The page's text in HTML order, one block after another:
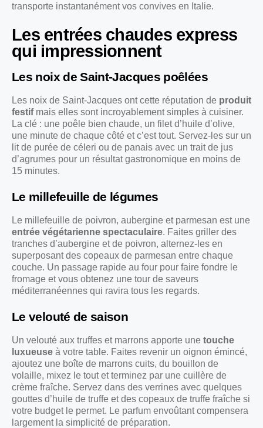
transporte instantanément vos convives en Italie.
Les entrées chaudes express
qui impressionnent
Les noix de Saint-Jacques poêlées
Les noix de Saint-Jacques ont cette réputation de produit
festifmais elles sont incroyablement simples à cuisiner.
La clé : une poêle bien chaude, un filet d’huile d’olive,
une minute de chaque côté et c’est tout. Servez-les sur un
lit de purée de céleri ou de panais avec un trait de jus
d’agrumes pour un résultat gastronomique en moins de
15 minutes.
Le millefeuille de légumes
Le millefeuille de poivron, aubergine et parmesan est une
entrée végétarienne spectaculaire. Faites griller des
tranches d’aubergine et de poivron, alternez-les en
superposant des copeaux de parmesan entre chaque
couche. Un passage rapide au four pour faire fondre le
fromage et vous obtenez une tour de saveurs
méditerranéennes qui ravira tous les regards.
Le velouté de saison
Un velouté aux truffes et marrons apporte une touche
luxueuse à votre table. Faites revenir un oignon émincé,
ajoutez une boîte de marrons cuits, du bouillon de
volaille, mixez le tout et terminez par une cuillère de
crème fraîche. Servez dans des verrines avec quelques
gouttes d’huile de truffe et des copeaux de truffe fraîche si
votre budget le permet. Le parfum envoûtant compensera
largement la simplicité de préparation.